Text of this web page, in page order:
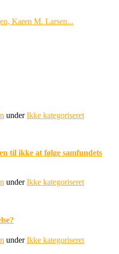
Karen M. Larsen...
underIkke kategoriseret
til ikke at følge samfundets
underIkke kategoriseret
underIkke kategoriseret